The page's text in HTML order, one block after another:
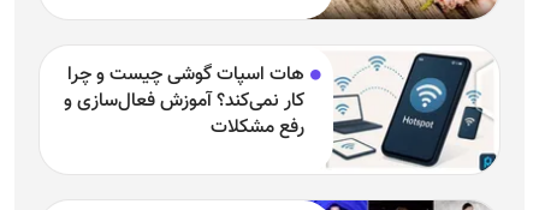
هات اسپات گوشی چیست و چرا
کار نمی‌کند؟ آموزش فعال‌سازی و
رفع مشکلات